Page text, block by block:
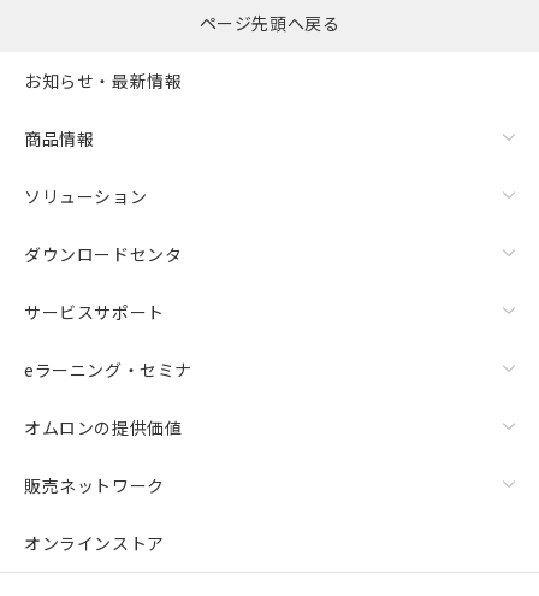
ページ先頭へ戻る
お知らせ・最新情報
商品情報
ソリューション
ダウンロードセンタ
サービスサポート
eラーニング・セミナ
オムロンの提供価値
販売ネットワーク
オンラインストア